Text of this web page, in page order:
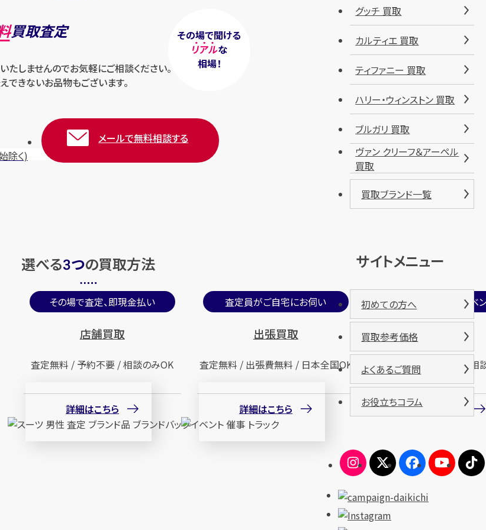
その場で聞ける
リアルな
相場！
買取査定
しませんのでお気軽にご相談ください。
できないお品物もございます。
除く)
メールで無料相談する
選べる3つの買取方法
その場で査定、即現金払い
店舗買取
査定無料 / 予約不要 / 相談のみOK
詳細はこちら
査定員がご自宅にお伺い
出張買取
査定無料 / 出張費無料 / 日本全国OK
詳細はこちら
期間限定買取イベ
催事買取
査定無料 / 来場無料 / 相
詳細はこちら
グッチ 買取
カルティエ 買取
ティファニー 買取
ハリー・ウィンストン 買取
ブルガリ 買取
ヴァン クリーフ＆アーペル
買取
買取ブランド一覧
サイトメニュー
初めての方へ
買取参考価格
よくあるご質問
お役立ちコラム